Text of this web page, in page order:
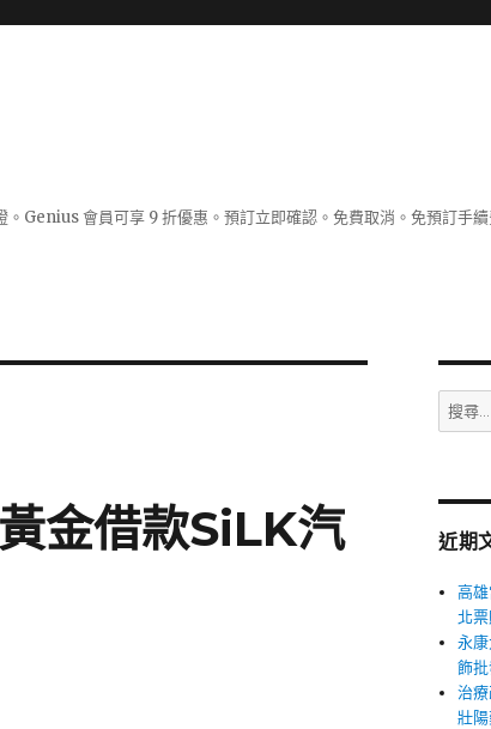
Genius 會員可享 9 折優惠。預訂立即確認。免費取消。免預訂手續
金借款SiLK汽
搜
尋
字:
近期
高
北
永
飾
治
壯